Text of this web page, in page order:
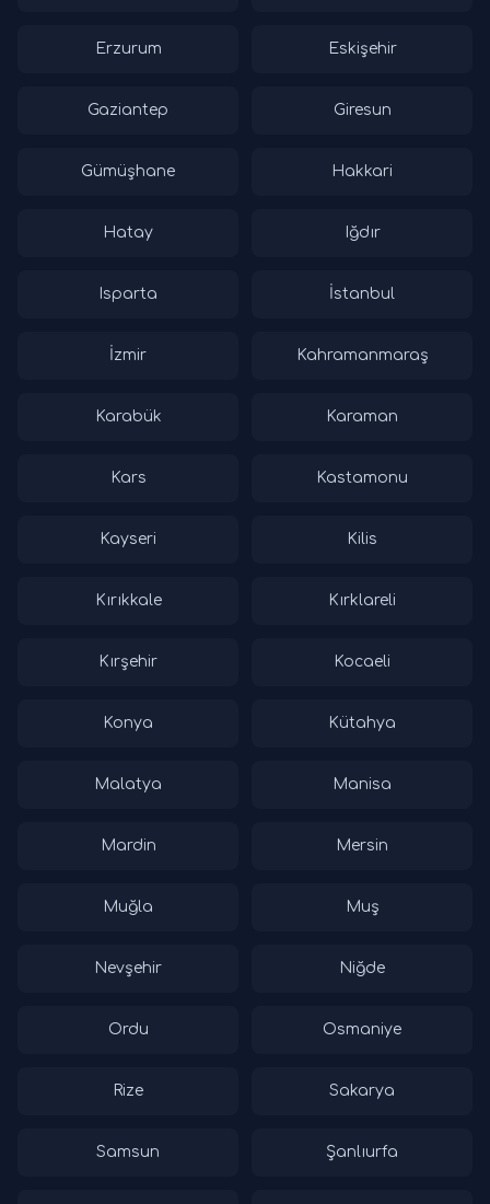
Erzurum Eskişehir
Gaziantep Giresun
Gümüşhane Hakkari
Hatay Iğdır
Isparta İstanbul
İzmir Kahramanmaraş
Karabük Karaman
Kars Kastamonu
Kayseri Kilis
Kırıkkale Kırklareli
Kırşehir Kocaeli
Konya Kütahya
Malatya Manisa
Mardin Mersin
Muğla Muş
Nevşehir Niğde
Ordu Osmaniye
Rize Sakarya
Samsun Şanlıurfa